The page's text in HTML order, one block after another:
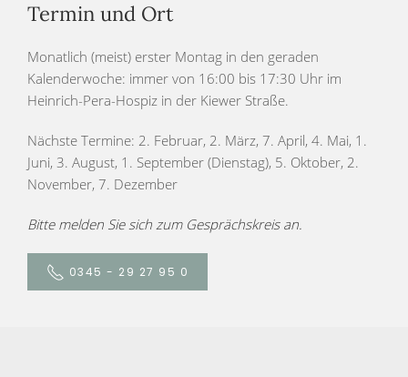
Termin und Ort
Monatlich (meist) erster Montag in den geraden
Kalenderwoche: immer von 16:00 bis 17:30 Uhr im
Heinrich-Pera-Hospiz in der Kiewer Straße.
Nächste Termine: 2. Februar, 2. März, 7. April, 4. Mai, 1.
Juni, 3. August, 1. September (Dienstag), 5. Oktober, 2.
November, 7. Dezember
Bitte melden Sie sich zum Gesprächskreis an.
0345 - 29 27 95 0